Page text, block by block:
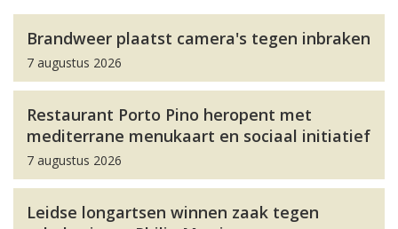
Brandweer plaatst camera's tegen inbraken
7 augustus 2026
Restaurant Porto Pino heropent met
mediterrane menukaart en sociaal initiatief
7 augustus 2026
Leidse longartsen winnen zaak tegen